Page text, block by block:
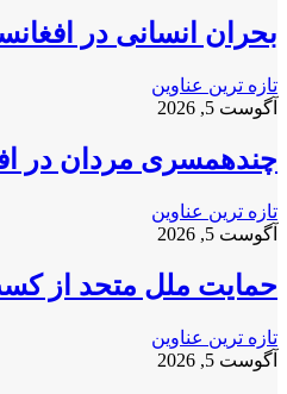
بحران انسانی در
تازه ترین عناوین
آگوست 5, 2026
چندهمسری مردان در
تازه ترین عناوین
آگوست 5, 2026
حمایت ملل متحد از
تازه ترین عناوین
آگوست 5, 2026